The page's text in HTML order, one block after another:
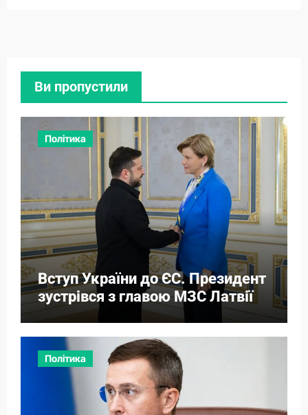
Ви пропустили
Політика
Вступ України до ЄС. Президент
зустрівся з главою МЗС Латвії
Політика